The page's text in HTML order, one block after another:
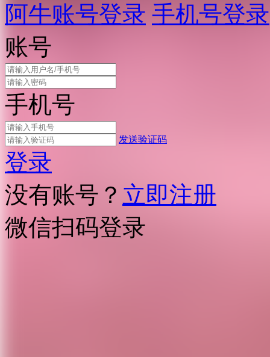
阿牛账号登录 手机号登录
账号
手机号
发送验证码
登录
没有账号？ 立即注册
微信扫码登录